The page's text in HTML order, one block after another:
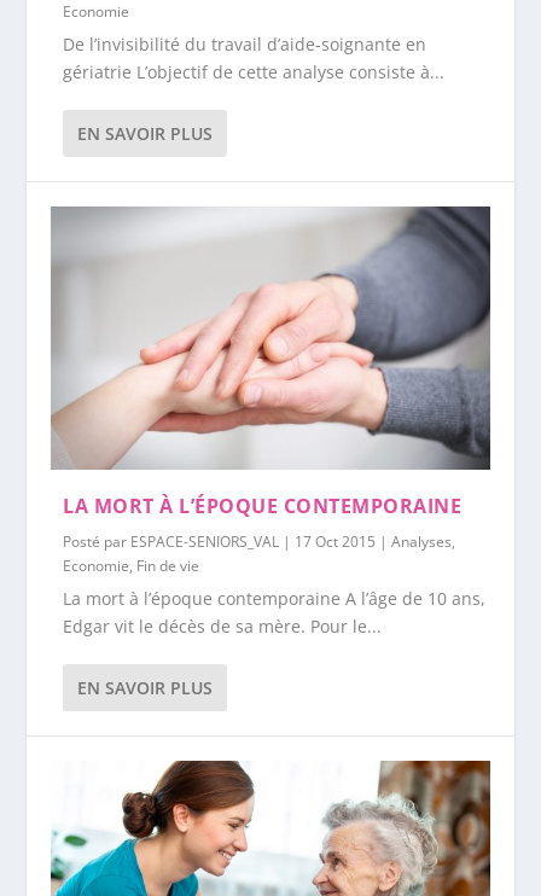
Economie
De l’invisibilité du travail d’aide-soignante en
gériatrie L’objectif de cette analyse consiste à...
EN SAVOIR PLUS
LA MORT À L’ÉPOQUE CONTEMPORAINE
Posté par ESPACE-SENIORS_VAL | 17 Oct 2015 |Analyses,
Economie, Fin de vie
La mort à l’époque contemporaine A l’âge de 10 ans,
Edgar vit le décès de sa mère. Pour le...
EN SAVOIR PLUS